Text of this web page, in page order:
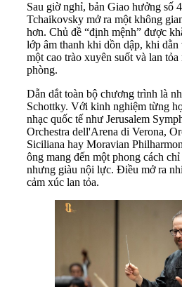
Sau giờ nghỉ, bản Giao hưởng số
Tchaikovsky mở ra một không
hơn. Chủ đề “định mệnh” được
lớp âm thanh khi dồn dập, khi dằn
một cao trào xuyên suốt và lan
phòng.
Dẫn dắt toàn bộ chương trình là
Schottky. Với kinh nghiệm từng
nhạc quốc tế như Jerusalem
Orchestra dell'Arena di Verona,
Siciliana hay Moravian
ông mang đến một phong cách
nhưng giàu nội lực. Điều mở ra
cảm xúc lan tỏa.